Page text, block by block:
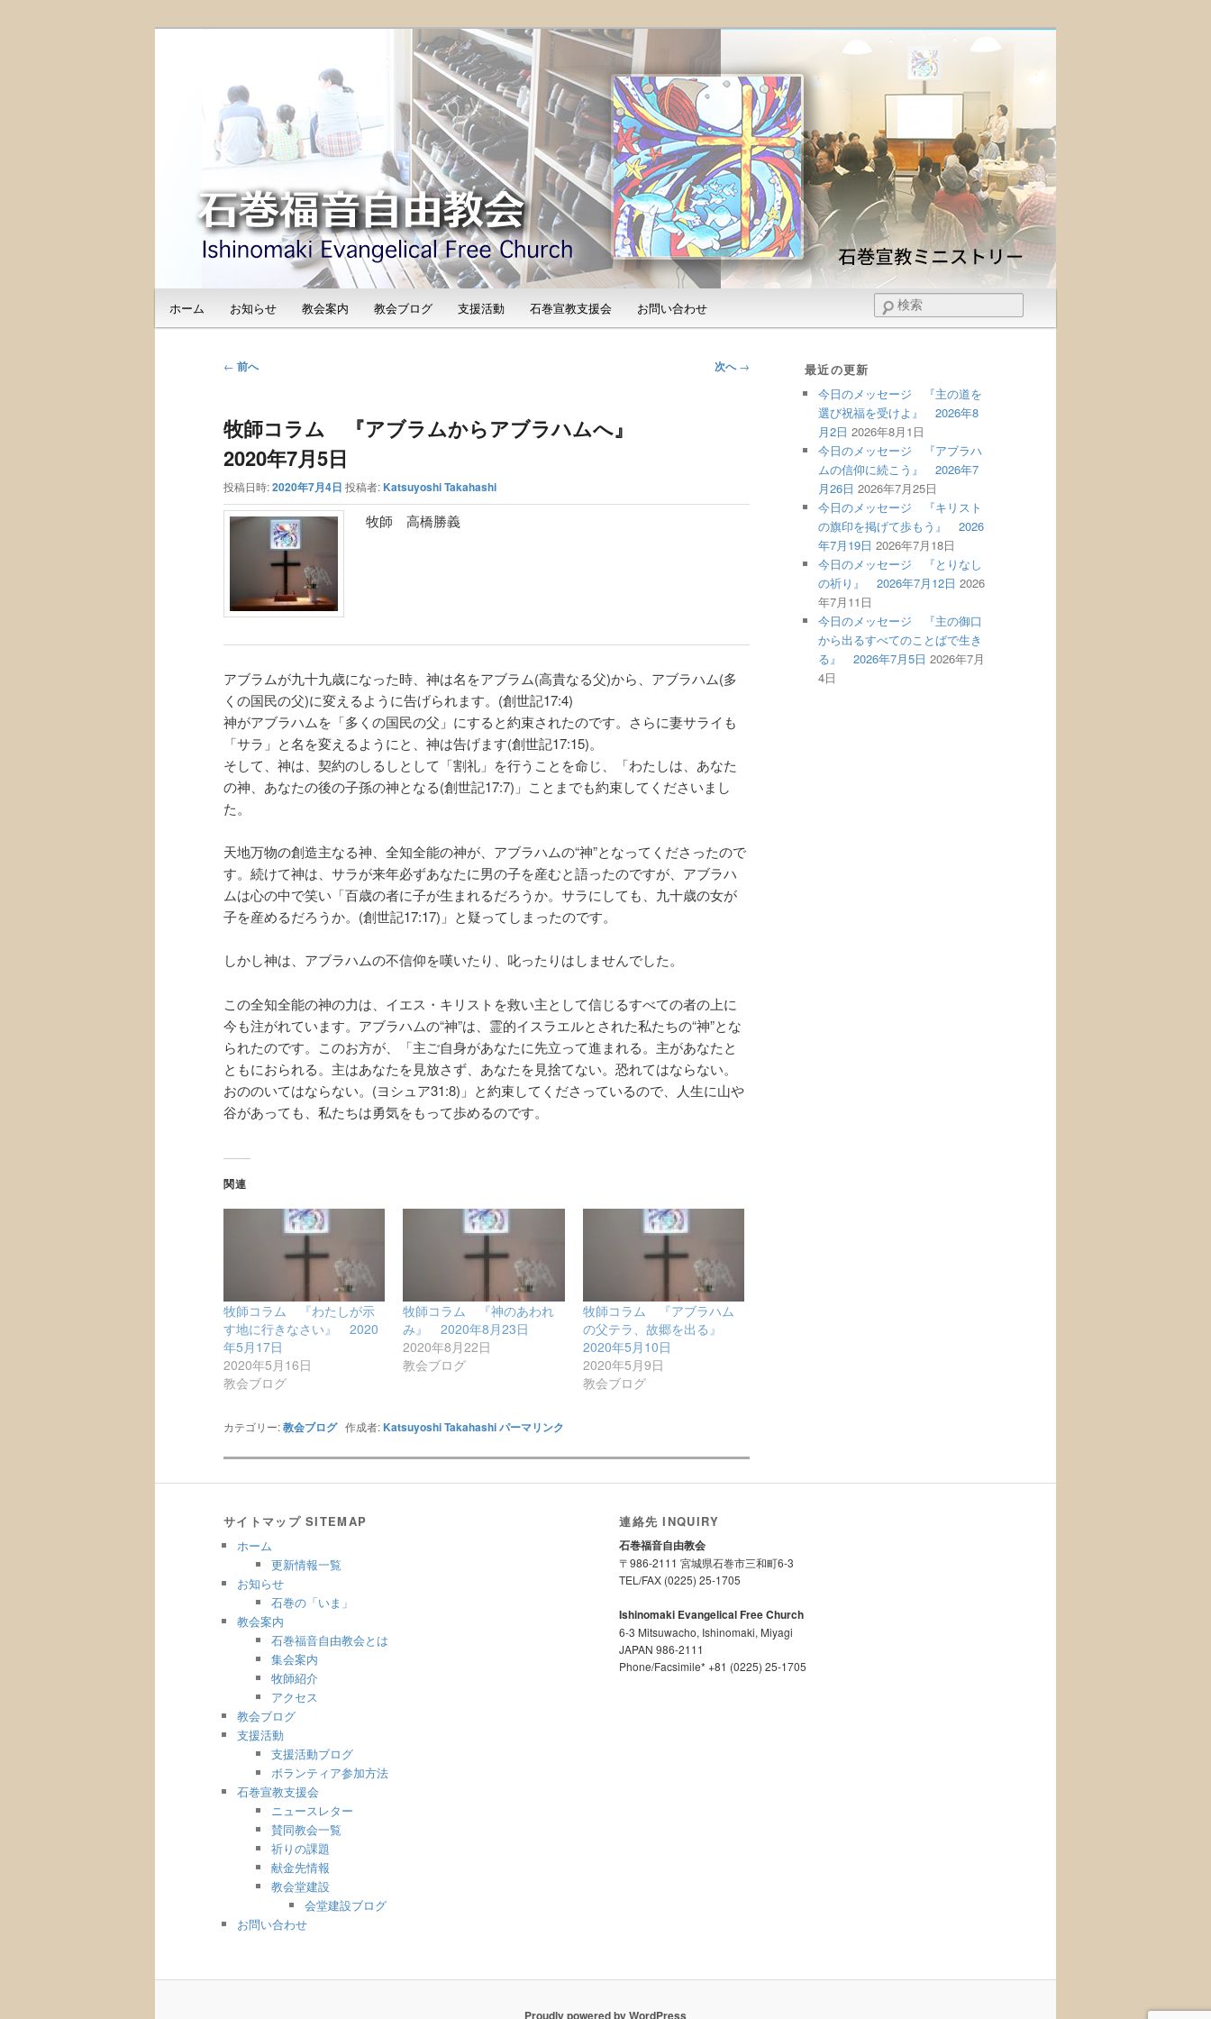
石巻福音自由教会（Ishinomaki Evangelical
Free Church）
日本福音自由教会の有志による「石巻宣教支援会」によって支えられる新しい教会と、被災地支援活動
索
ホーム お知らせ 教会案内 教会ブログ 支援活動 石巻宣教支援会 お問い合わせ
投
ビ
ゲ
シ
ョ
← 前へ 次へ→
牧師コラム 『アブラムからアブラハムへ』
2020年7月5日
投稿日時:2020年7月4日 投稿者: Katsuyoshi Takahashi
牧師 高橋勝義
アブラムが九十九歳になった時、神は名をアブラム(高貴なる父)から、アブラハム(多
くの国民の父)に変えるように告げられます。(創世記17:4)
神がアブラハムを「多くの国民の父」にすると約束されたのです。さらに妻サライも
「サラ」と名を変えるようにと、神は告げます(創世記17:15)。
そして、神は、契約のしるしとして「割礼」を行うことを命じ、「わたしは、あなた
の神、あなたの後の子孫の神となる(創世記17:7)」ことまでも約束してくださいまし
た。
天地万物の創造主なる神、全知全能の神が、アブラハムの“神”となってくださったので
す。続けて神は、サラが来年必ずあなたに男の子を産むと語ったのですが、アブラハ
ムは心の中で笑い「百歳の者に子が生まれるだろうか。サラにしても、九十歳の女が
子を産めるだろうか。(創世記17:17)」と疑ってしまったのです。
しかし神は、アブラハムの不信仰を嘆いたり、叱ったりはしませんでした。
この全知全能の神の力は、イエス・キリストを救い主として信じるすべての者の上に
今も注がれています。アブラハムの“神”は、霊的イスラエルとされた私たちの“神”とな
られたのです。このお方が、「主ご自身があなたに先立って進まれる。主があなたと
ともにおられる。主はあなたを見放さず、あなたを見捨てない。恐れてはならない。
おののいてはならない。(ヨシュア31:8)」と約束してくださっているので、人生に山や
谷があっても、私たちは勇気をもって歩めるのです。
関連
牧師コラム 『わたしが示
す地に行きなさい』 2020
年5月17日
2020年5月16日
教会ブログ
牧師コラム 『神のあわれ
み』 2020年8月23日
2020年8月22日
教会ブログ
牧師コラム 『アブラハム
の父テラ、故郷を出る』
2020年5月10日
2020年5月9日
教会ブログ
カテゴリー:教会ブログ作成者: Katsuyoshi Takahashiパーマリンク
最近の更新
今日のメッセージ 『主の道を
選び祝福を受けよ』 2026年8
月2日 2026年8月1日
今日のメッセージ 『アブラハ
ムの信仰に続こう』 2026年7
月26日 2026年7月25日
今日のメッセージ 『キリスト
の旗印を掲げて歩もう』 2026
年7月19日 2026年7月18日
今日のメッセージ 『とりなし
の祈り』 2026年7月12日 2026
年7月11日
今日のメッセージ 『主の御口
から出るすべてのことばで生き
る』 2026年7月5日 2026年7月
4日
サイトマップ SITEMAP
ホーム
更新情報一覧
お知らせ
石巻の「いま」
教会案内
石巻福音自由教会とは
集会案内
牧師紹介
アクセス
教会ブログ
支援活動
支援活動ブログ
ボランティア参加方法
石巻宣教支援会
ニュースレター
賛同教会一覧
祈りの課題
献金先情報
教会堂建設
会堂建設ブログ
お問い合わせ
連絡先 INQUIRY
石巻福音自由教会
〒986-2111 宮城県石巻市三和町6-3
TEL/FAX (0225) 25-1705
Ishinomaki Evangelical Free Church
6-3 Mitsuwacho, Ishinomaki, Miyagi
JAPAN 986-2111
Phone/Facsimile* +81 (0225) 25-1705
Proudly powered by WordPress